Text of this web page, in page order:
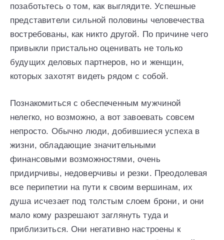
позаботьтесь о том, как выглядите. Успешные
представители сильной половины человечества
востребованы, как никто другой. По причине чего
привыкли пристально оценивать не только
будущих деловых партнеров, но и женщин,
которых захотят видеть рядом с собой.
Познакомиться с обеспеченным мужчиной
нелегко, но возможно, а вот завоевать совсем
непросто. Обычно люди, добившиеся успеха в
жизни, обладающие значительными
финансовыми возможностями, очень
придирчивы, недоверчивы и резки. Преодолевая
все перипетии на пути к своим вершинам, их
душа исчезает под толстым слоем брони, и они
мало кому разрешают заглянуть туда и
приблизиться. Они негативно настроены к